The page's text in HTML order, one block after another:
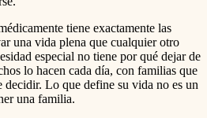
tiene exactamente las
una vida plena que cualquier otro
especial no tiene por qué dejar de
lo hacen cada día, con familias que
decidir. Lo que define su vida no es un
una familia.